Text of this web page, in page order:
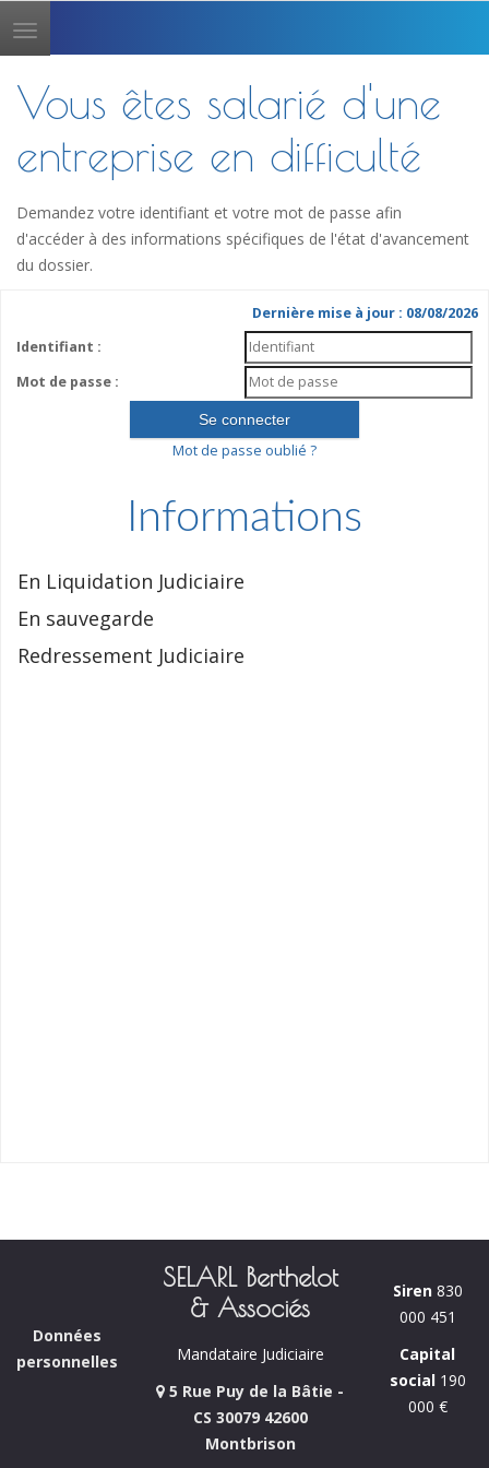
Toggle
navigation
Vous êtes salarié d'une
entreprise en difficulté
Demandez votre identifiant et votre mot de passe afin
d'accéder à des informations spécifiques de l'état d'avancement
du dossier.
Dernière mise à jour : 08/08/2026
Identifiant :
Mot de passe :
Mot de passe oublié ?
Informations
En Liquidation Judiciaire
En sauvegarde
Redressement Judiciaire
Données
personnelles
SELARL Berthelot
& Associés
Mandataire Judiciaire
5 Rue Puy de la Bâtie -
CS 30079 42600
Montbrison
Siren830
000 451
Capital
social190
000 €